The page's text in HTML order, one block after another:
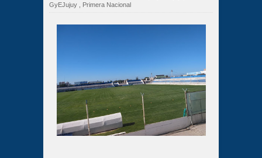
GyEJujuy
Primera Nacional